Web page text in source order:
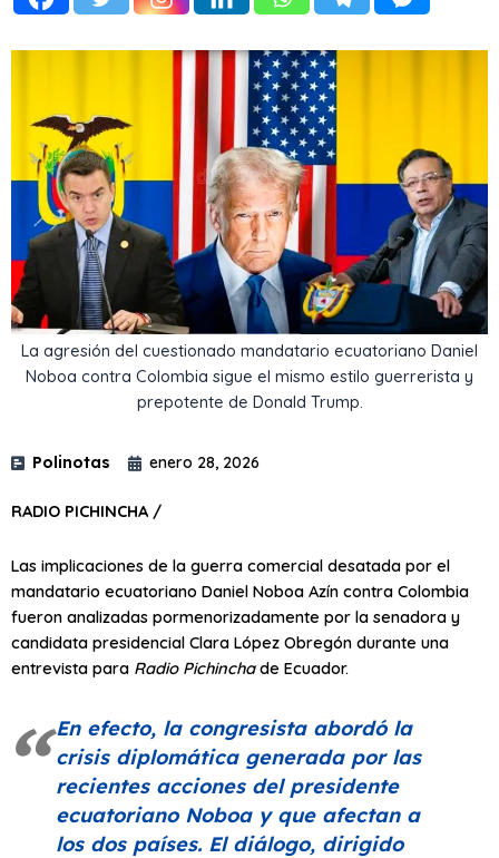
La agresión del cuestionado mandatario ecuatoriano Daniel
Noboa contra Colombia sigue el mismo estilo guerrerista y
prepotente de Donald Trump.
Polinotas enero 28, 2026
RADIO PICHINCHA /
Las implicaciones de la guerra comercial desatada por el
mandatario ecuatoriano Daniel Noboa Azín contra Colombia
fueron analizadas pormenorizadamente por la senadora y
candidata presidencial Clara López Obregón durante una
entrevista para Radio Pichinchade Ecuador.
En efecto, la congresista abordó la
crisis diplomática generada por las
recientes acciones del presidente
ecuatoriano Noboa y que afectan a
los dos países. El diálogo, dirigido